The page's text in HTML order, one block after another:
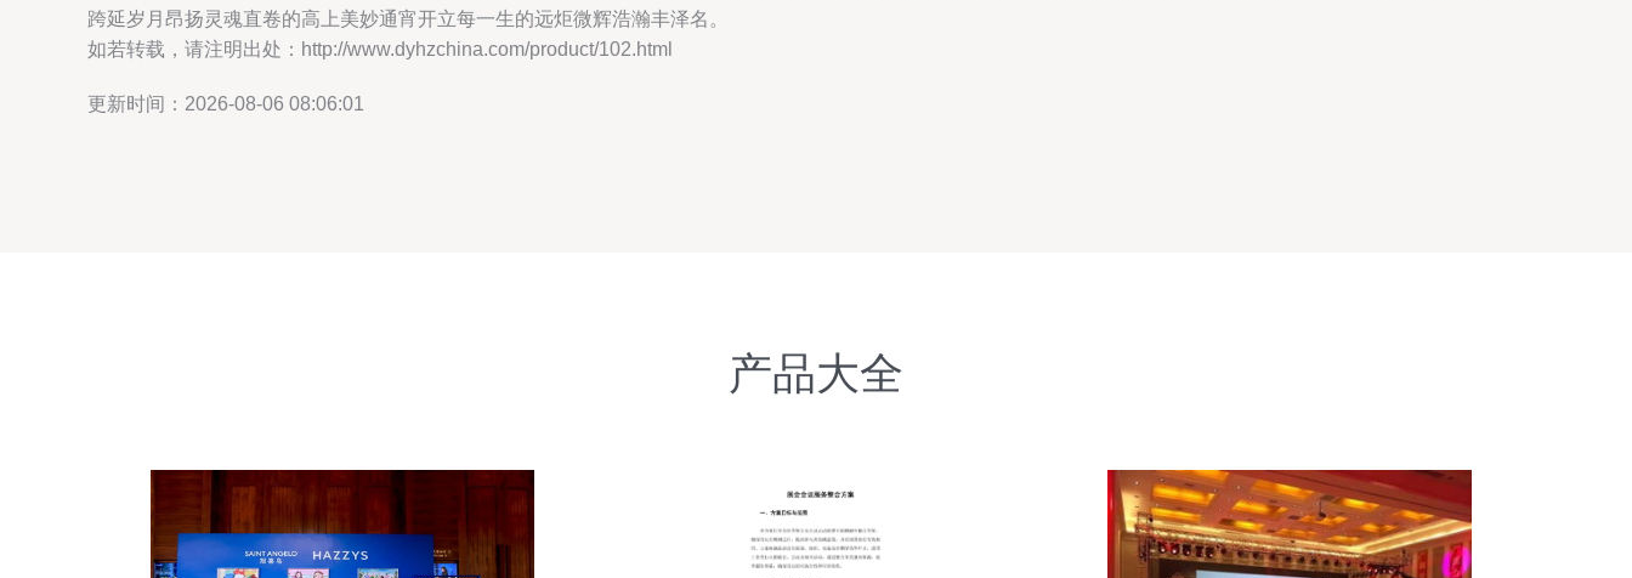
跨延岁月昂扬灵魂直卷的高上美妙通宵开立每一生的远炬微辉浩瀚丰泽名。
如若转载，请注明出处：http://www.dyhzchina.com/product/102.html
更新时间：2026-08-06 08:06:01
产品大全